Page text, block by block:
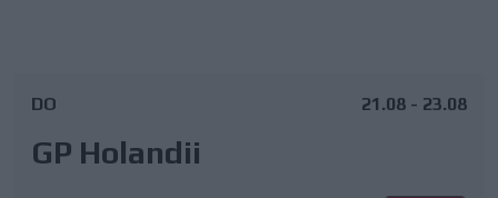
DO
GP Holandii
21.08 - 23.08